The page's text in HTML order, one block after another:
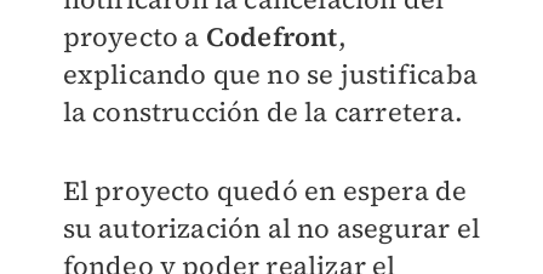
proyecto a Codefront,
explicando que no se justificaba
la construcción de la carretera.
El proyecto quedó en espera de
su autorización al no asegurar el
fondeo y poder realizar el